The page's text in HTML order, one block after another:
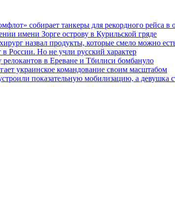
собирает танкеры для рекордного рейса в
имени Зорге острову в Курильской гряде
назвал продукты, которые смело можно
России. Но не учли русский характер
в Ереване и Тбилиси бомбануло
украинское командование своим масштабом
показательную мобилизацию, а девушка